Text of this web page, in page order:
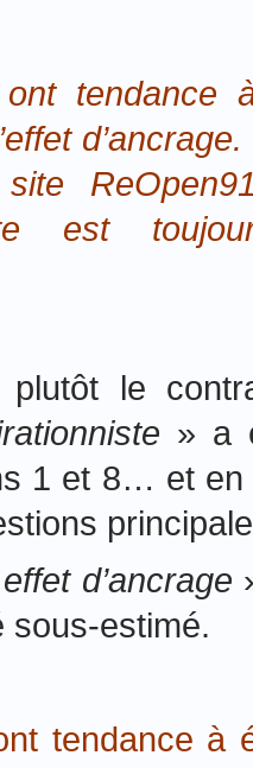
tendance
est
plutôt le
» a
1 et 8… et
effet d’ancrage
sous-estimé.
tendance à